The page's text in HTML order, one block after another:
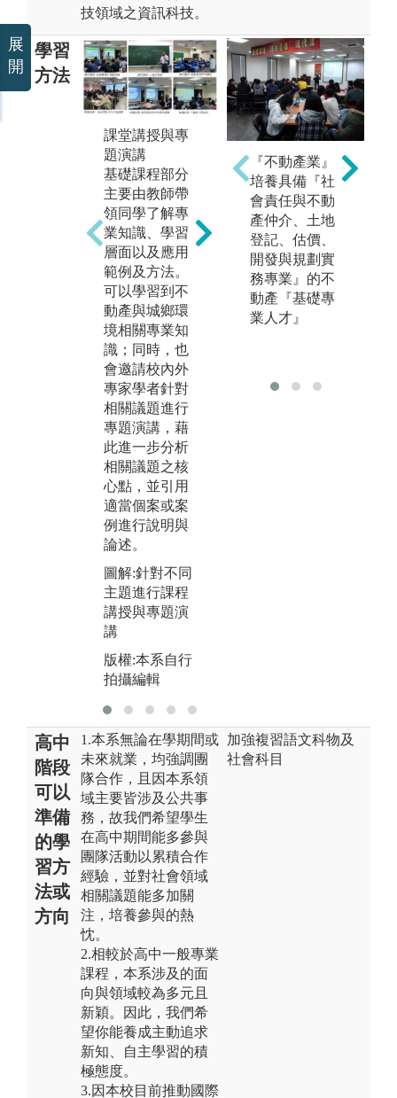
技領域之資訊科技。
學習
方法
課堂講授與專
題演講
基礎課程部分
主要由教師帶
領同學了解專
業知識、學習
層面以及應用
範例及方法。
可以學習到不
動產與城鄉環
境相關專業知
識；同時，也
會邀請校內外
專家學者針對
相關議題進行
專題演講，藉
此進一步分析
相關議題之核
心點，並引用
適當個案或案
例進行說明與
論述。
圖解:針對不同
主題進行課程
講授與專題演
講
版權:本系自行
拍攝編輯
實務應用
透過課程實
作、職場體驗
或參訪過程，
可以學習到實
務性課程內容
或瞭解實務個
案；藉此進一
步應用專業知
識或工具，解
決或分析社會
『不動產業』
培養具備『社
會責任與不動
產仲介、土地
登記、估價、
開發與規劃實
務專業』的不
動產『基礎專
業人才』
高中
階段
可以
準備
的學
習方
法或
方向
1.本系無論在學期間或
未來就業，均強調團
隊合作，且因本系領
域主要皆涉及公共事
務，故我們希望學生
在高中期間能多參與
團隊活動以累積合作
經驗，並對社會領域
相關議題能多加關
注，培養參與的熱
忱。
2.相較於高中一般專業
課程，本系涉及的面
向與領域較為多元且
新穎。因此，我們希
望你能養成主動追求
新知、自主學習的積
極態度。
3.因本校目前推動國際
加強複習語文科物及
社會科目
展
開